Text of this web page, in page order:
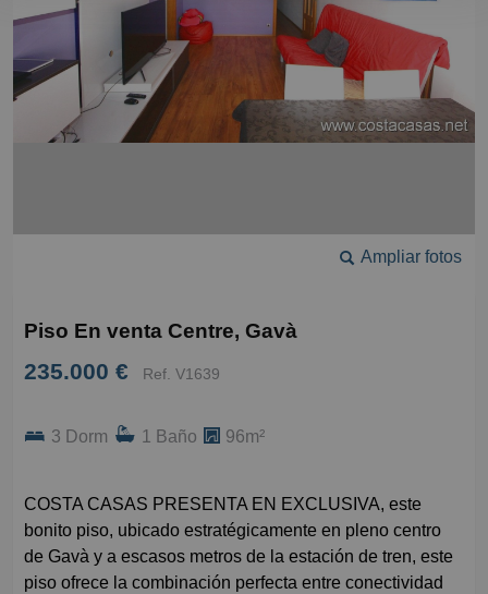
Ampliar fotos
Piso En venta Centre, Gavà
235.000 € Ref. V1639
3 Dorm 1 Baño 96m²
COSTA CASAS PRESENTA EN EXCLUSIVA, este
bonito piso, ubicado estratégicamente en pleno centro
de Gavà y a escasos metros de la estación de tren, este
piso ofrece la combinación perfecta entre conectividad